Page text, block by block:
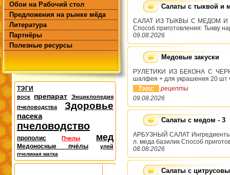
Обои на Рабочий стол
Предложения на рынке мёда
Литература
Партнёры
Полезные ресурсы
ТЭГИ
воск препарат
Энциклопедия
пчеловодства
Здоровье
пасека
пчеловодство
прополис Пчелы мед
Медоносные пчёлы улей
пчелиная матка
Салаты с тыквой и
САЛАТ ИЗ ТЫКВЫ С МЕДОМ И
Способ приготовления: Тыкву
09.08.2026
Медовые закуски
РУЛЕТИКИ ИЗ БЕКОНА С
шалфея + для украшения 20 шт
Тэги:
рецепты
09.08.2026
Салаты с медом - 3
АРБУЗНЫЙ САЛАТ Ингредиенты:
л. меда базилик Способ
08.08.2026
Салаты с